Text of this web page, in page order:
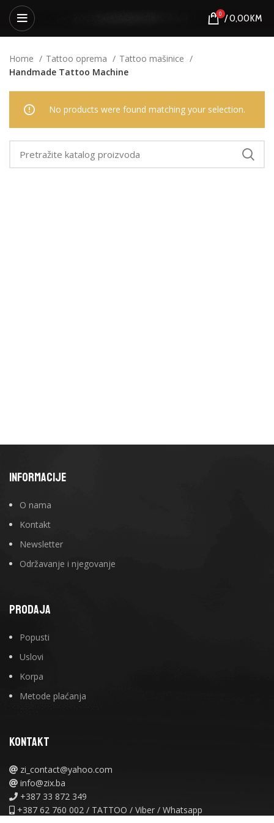
0 /0,00KM
Home Tattoo oprema
Tattoo mašinice
Handmade Tattoo Machine
No products were found matching your selection.
INFORMACIJE
O nama
Kontakt
Newsletter
Održavanje i njegovanje
PRODAJA
Popusti
Uslovi
Korpa
Metode plaćanja
KONTAKT
zi_contact@yahoo.com
info@zix.ba
+387 33 872 349
+387 62 760 002 / TATTOO / Viber / Whatsapp